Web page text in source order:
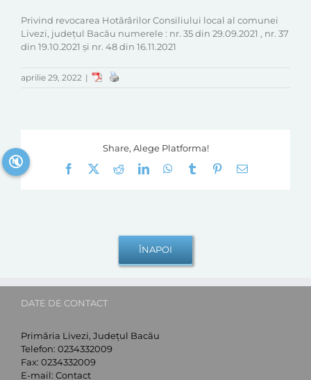
Privind revocarea Hotărârilor Consiliului local al comunei
Livezi, județul Bacău numerele : nr. 35 din 29.09.2021 , nr. 37
din 19.10.2021 și nr. 48 din 16.11.2021
aprilie 29, 2022 |
Share, Alege Platforma!
Facebook
RedditLinkedInWhatsApp
Tumblr Pinterest
E-
DATE DE CONTACT
Primăria Livezi, Județul Bacău
Telefon: 0234332009
Fax: 0234332009
E-mail: Contact
🔇